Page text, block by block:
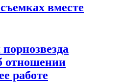
вместе
отношении
работе